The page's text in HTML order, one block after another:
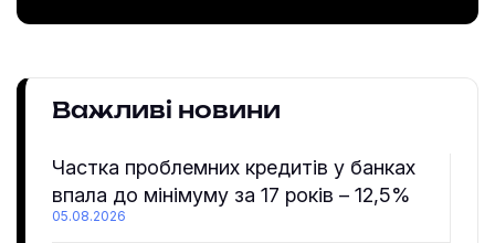
Важливі новини
Частка проблемних кредитів у банках
впала до мінімуму за 17 років – 12,5%
05.08.2026